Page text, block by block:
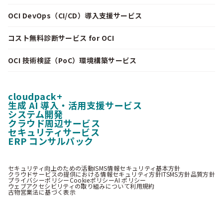
OCI DevOps（CI/CD）導入支援サービス
コスト無料診断サービス for OCI
OCI 技術検証（PoC）環境構築サービス
cloudpack+
生成 AI 導入・活用支援サービス
システム開発
クラウド周辺サービス
セキュリティサービス
ERP コンサルパック
セキュリティ向上のための活動ISMS情報セキュリティ基本方針
クラウドサービスの提供における情報セキュリティ方針ITSMS方針品質方針
プライバシーポリシーCookieポリシーAI ポリシー
ウェブアクセシビリティの取り組みについて利用規約
古物営業法に基づく表示